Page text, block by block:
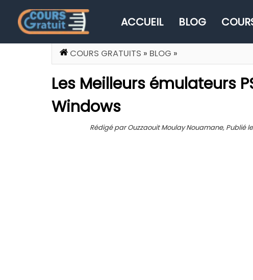
ACCUEIL BLOG
COURS GRATUITS » BLOG »
Les Meilleurs émulateurs
Windows
Rédigé par Ouzzaouit Moulay Nouamane, Publié